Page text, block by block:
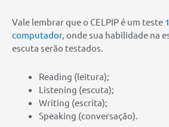
Vale lembrar que o CELPIP é um teste
computador, onde sua habilidade na
escuta serão testados.
Reading (leitura);
Listening (escuta);
Writing (escrita);
Speaking (conversação).